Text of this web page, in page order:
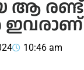
ആ രണ്ട്
10:46 am